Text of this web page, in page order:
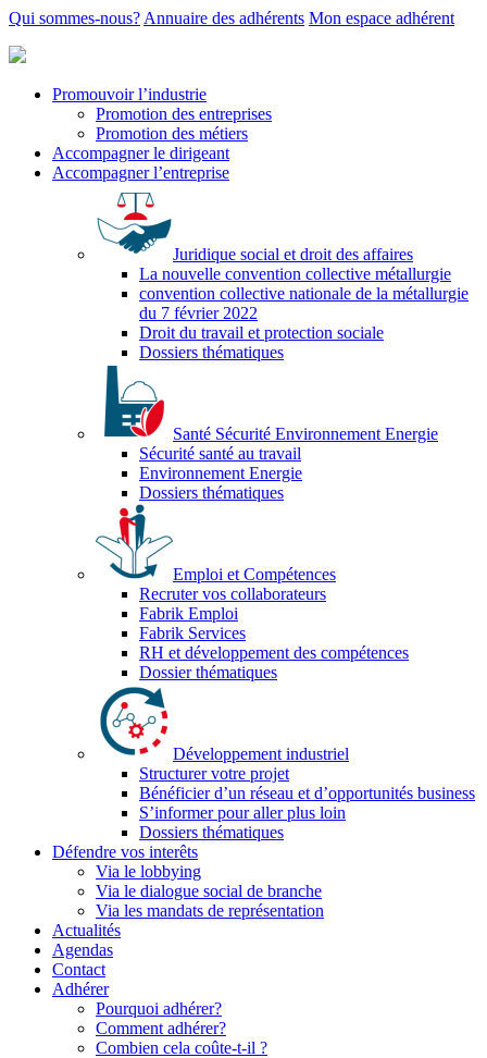
Qui sommes-nous? Annuaire des adhérents Mon espace adhérent
Promouvoir l’industrie
Promotion des entreprises
Promotion des métiers
Accompagner le dirigeant
Accompagner l’entreprise
Juridique social et droit des affaires
La nouvelle convention collective métallurgie
convention collective nationale de la métallurgie
du 7 février 2022
Droit du travail et protection sociale
Dossiers thématiques
Santé Sécurité Environnement Energie
Sécurité santé au travail
Environnement Energie
Dossiers thématiques
Emploi et Compétences
Recruter vos collaborateurs
Fabrik Emploi
Fabrik Services
RH et développement des compétences
Dossier thématiques
Développement industriel
Structurer votre projet
Bénéficier d’un réseau et d’opportunités business
S’informer pour aller plus loin
Dossiers thématiques
Défendre vos interêts
Via le lobbying
Via le dialogue social de branche
Via les mandats de représentation
Actualités
Agendas
Contact
Adhérer
Pourquoi adhérer?
Comment adhérer?
Combien cela coûte-t-il ?